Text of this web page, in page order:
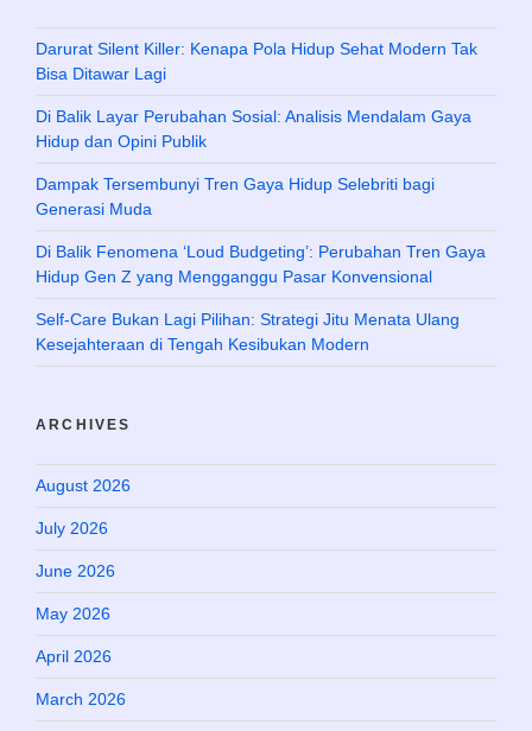
Darurat Silent Killer: Kenapa Pola Hidup Sehat Modern Tak
Bisa Ditawar Lagi
Di Balik Layar Perubahan Sosial: Analisis Mendalam Gaya
Hidup dan Opini Publik
Dampak Tersembunyi Tren Gaya Hidup Selebriti bagi
Generasi Muda
Di Balik Fenomena ‘Loud Budgeting’: Perubahan Tren Gaya
Hidup Gen Z yang Mengganggu Pasar Konvensional
Self-Care Bukan Lagi Pilihan: Strategi Jitu Menata Ulang
Kesejahteraan di Tengah Kesibukan Modern
ARCHIVES
August 2026
July 2026
June 2026
May 2026
April 2026
March 2026